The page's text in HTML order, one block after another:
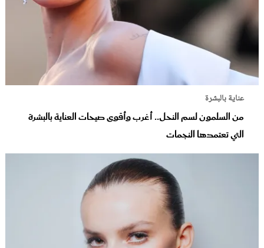
عناية بالبشرة
من السلمون لسم النحل.. أغرب وأقوى صيحات العناية بالبشرة
التي تعتمدها النجمات